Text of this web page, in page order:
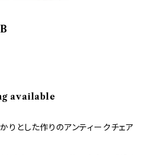
available
りとした作りのアンティークチェア